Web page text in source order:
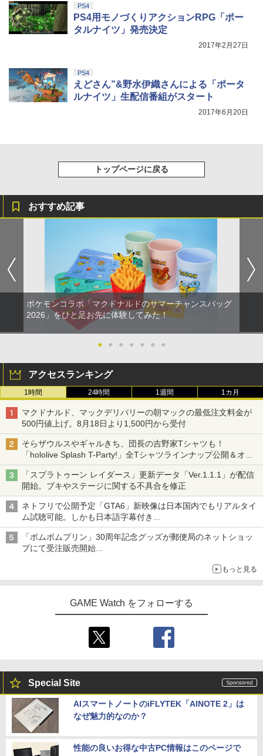
PS4
PS4用モノづくりアクションRPG「ポー
タルナイツ」発売決定
2017年2月27日
PS4
えどさん”&野水伊織さんによる「ポータ
ルナイツ」生配信番組がスタート
2017年6月20日
トップページに戻る
おすすめ記事
ポケモンコラボ「マクドナルドのサマーチャンスバッグ
2026」をひと足お先に体験してみた！
● ● ● ● ● ● ●
アクセスランキング
1時間 24時間 1週間 1カ月
マクドナルド、マックデリバリーの朝マックの最低注文料金が
500円値上げ。8月18日より1,500円から受付
そらザウルスやギャルきち、団長の吉野家Tシャツも！
「hololive Splash T-Party!」全Tシャツラインナップ公開＆オン
ライン販売開始
「スプラトゥーン レイダース」更新データ「Ver.1.1.1」が配信
開始。ブキやステージに関する不具合を修正
ネトフリで公開予定「GTA6」新映像は日本国内でもリアルタイ
ム試聴可能。しかも日本語字幕付き
Netflixから公式回答あり
「ポムポムプリン」30周年記念グッズが郵便局のネットショッ
プにて受注販売開始
もっと見る
GAME Watch をフォローする
Special Site
AIスマートノートのiFLYTEK「AINOTE 2」は
なぜ魅力的なのか？
性能の良いお得な中古PC情報はこのページで